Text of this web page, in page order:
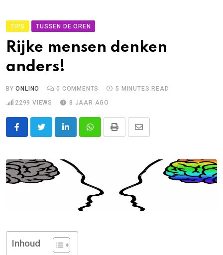
TIPS TUSSEN DE OREN
Rijke mensen denken
anders!
BYONLINO 0 COMMENTS
5 MINUTES READ
2299 VIEWS 8 JAAR AGO
LinkedInWhatsappPrint
Share
Email
Inhoud